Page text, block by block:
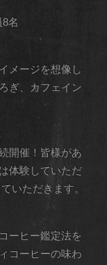
名
メージを想像し
ぎ、カフェイン
開催！皆様があ
体験していただ
いただきます。
ーヒー鑑定法を
コーヒーの味わ